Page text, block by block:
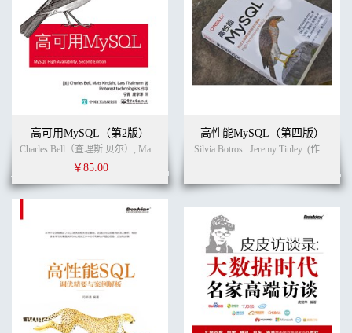
高可用MySQL（第2版）
Charles Bell（查理斯 贝尔）, Mats Kindahl（迈茨 肯德尔）, Lars Thalmann（拉尔斯 塞尔曼） (作者)
￥85.00
高性能MySQL（第四版）
Silvia Botros Jeremy Tinley (作者)